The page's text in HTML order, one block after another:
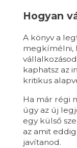
Hogyan
A könyv a
megkímélni,
kaphatsz az
kritikus
Ha már régi
úgy az új
egy külső
az amit
javítanod.